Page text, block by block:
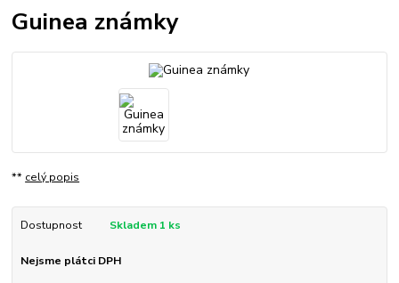
Guinea známky
** celý popis
Dostupnost Skladem 1 ks
Nejsme plátci DPH